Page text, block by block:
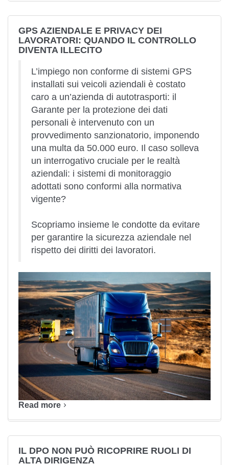
GPS AZIENDALE E PRIVACY DEI
LAVORATORI: QUANDO IL CONTROLLO
DIVENTA ILLECITO
L’impiego non conforme di sistemi GPS
installati sui veicoli aziendali è costato
caro a un’azienda di autotrasporti: il
Garante per la protezione dei dati
personali è intervenuto con un
provvedimento sanzionatorio, imponendo
una multa da 50.000 euro. Il caso solleva
un interrogativo cruciale per le realtà
aziendali: i sistemi di monitoraggio
adottati sono conformi alla normativa
vigente?
Scopriamo insieme le condotte da evitare
per garantire la sicurezza aziendale nel
rispetto dei diritti dei lavoratori.
Read more
IL DPO NON PUÒ RICOPRIRE RUOLI DI
ALTA DIRIGENZA